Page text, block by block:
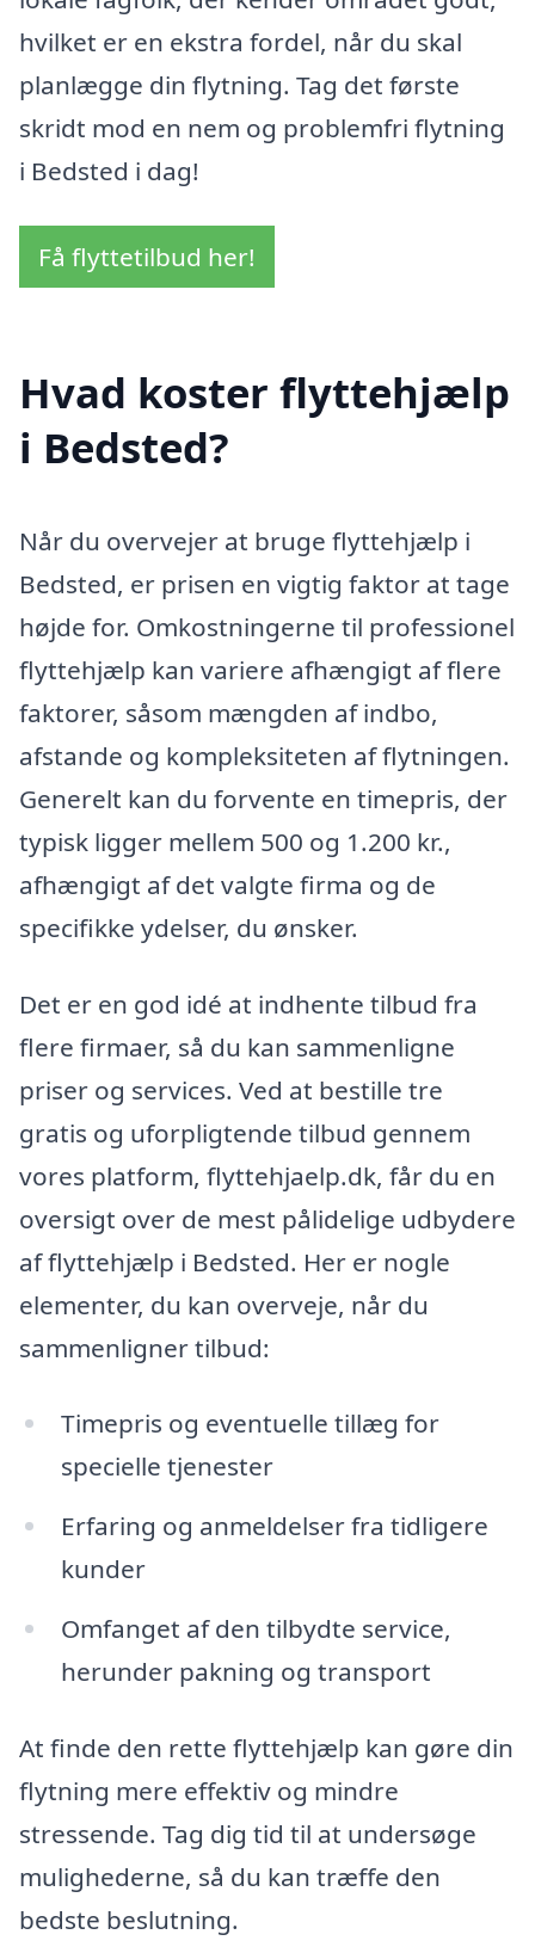
hvilket er en ekstra fordel, når du skal
planlægge din flytning. Tag det første
skridt mod en nem og problemfri flytning
i Bedsted i dag!
Få flyttetilbud her!
Hvad koster flyttehjælp
i Bedsted?
Når du overvejer at bruge flyttehjælp i
Bedsted, er prisen en vigtig faktor at tage
højde for. Omkostningerne til professionel
flyttehjælp kan variere afhængigt af flere
faktorer, såsom mængden af indbo,
afstande og kompleksiteten af flytningen.
Generelt kan du forvente en timepris, der
typisk ligger mellem 500 og 1.200 kr.,
afhængigt af det valgte firma og de
specifikke ydelser, du ønsker.
Det er en god idé at indhente tilbud fra
flere firmaer, så du kan sammenligne
priser og services. Ved at bestille tre
gratis og uforpligtende tilbud gennem
vores platform, flyttehjaelp.dk, får du en
oversigt over de mest pålidelige udbydere
af flyttehjælp i Bedsted. Her er nogle
elementer, du kan overveje, når du
sammenligner tilbud:
Timepris og eventuelle tillæg for
specielle tjenester
Erfaring og anmeldelser fra tidligere
kunder
Omfanget af den tilbydte service,
herunder pakning og transport
At finde den rette flyttehjælp kan gøre din
flytning mere effektiv og mindre
stressende. Tag dig tid til at undersøge
mulighederne, så du kan træffe den
bedste beslutning.